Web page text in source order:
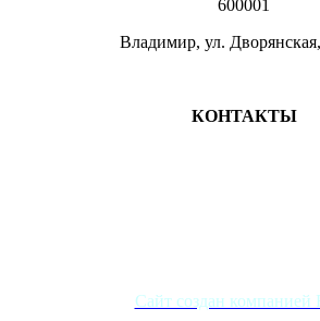
600001
Владимир, ул.
КОНТАКТЫ
Сайт создан компанией